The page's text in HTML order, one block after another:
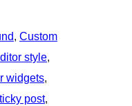
, Custom
style
widgets
post